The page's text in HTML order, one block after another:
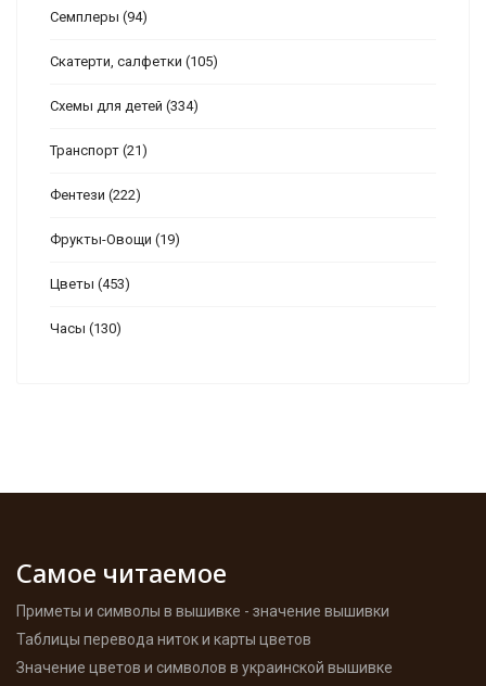
Семплеры (94)
Скатерти, салфетки (105)
Схемы для детей (334)
Транспорт (21)
Фентези (222)
Фрукты-Овощи (19)
Цветы (453)
Часы (130)
Самое читаемое
Приметы и символы в вышивке - значение вышивки
Таблицы перевода ниток и карты цветов
Значение цветов и символов в украинской вышивке